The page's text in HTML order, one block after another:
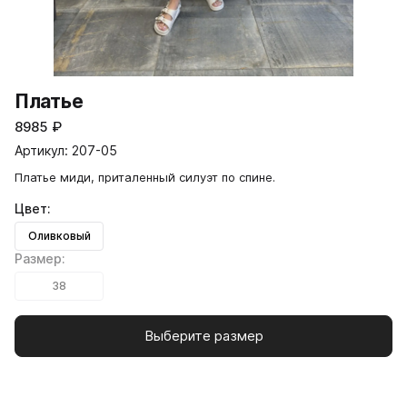
Платье
8985 ₽
Артикул: 207-05
Платье миди, приталенный силуэт по спине.
Цвет:
Оливковый
Размер:
38
Выберите размер